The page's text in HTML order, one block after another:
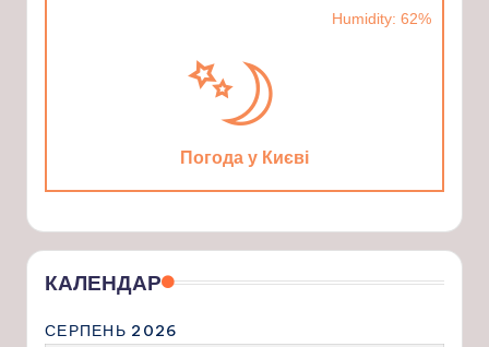
Humidity: 62%
Погода у Києві
КАЛЕНДАР
СЕРПЕНЬ 2026